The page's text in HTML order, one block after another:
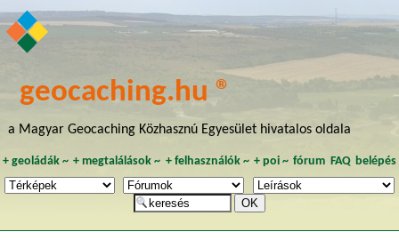
geocaching.hu ®
a Magyar Geocaching Közhasznú Egyesület hivatalos oldala
+ geoládák~ +megtalálások ~ + felhasználók~ + poi~ fórum FAQ belépés